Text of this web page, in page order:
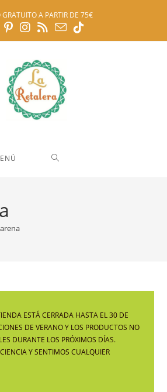
GRATUITO A PARTIR DE 75€
ESTÁ CERRADA HASTA EL 30 DE
DE VERANO Y LOS PRODUCTOS NO
DURANTE LOS PRÓXIMOS DÍAS.
Y SENTIMOS CUALQUIER